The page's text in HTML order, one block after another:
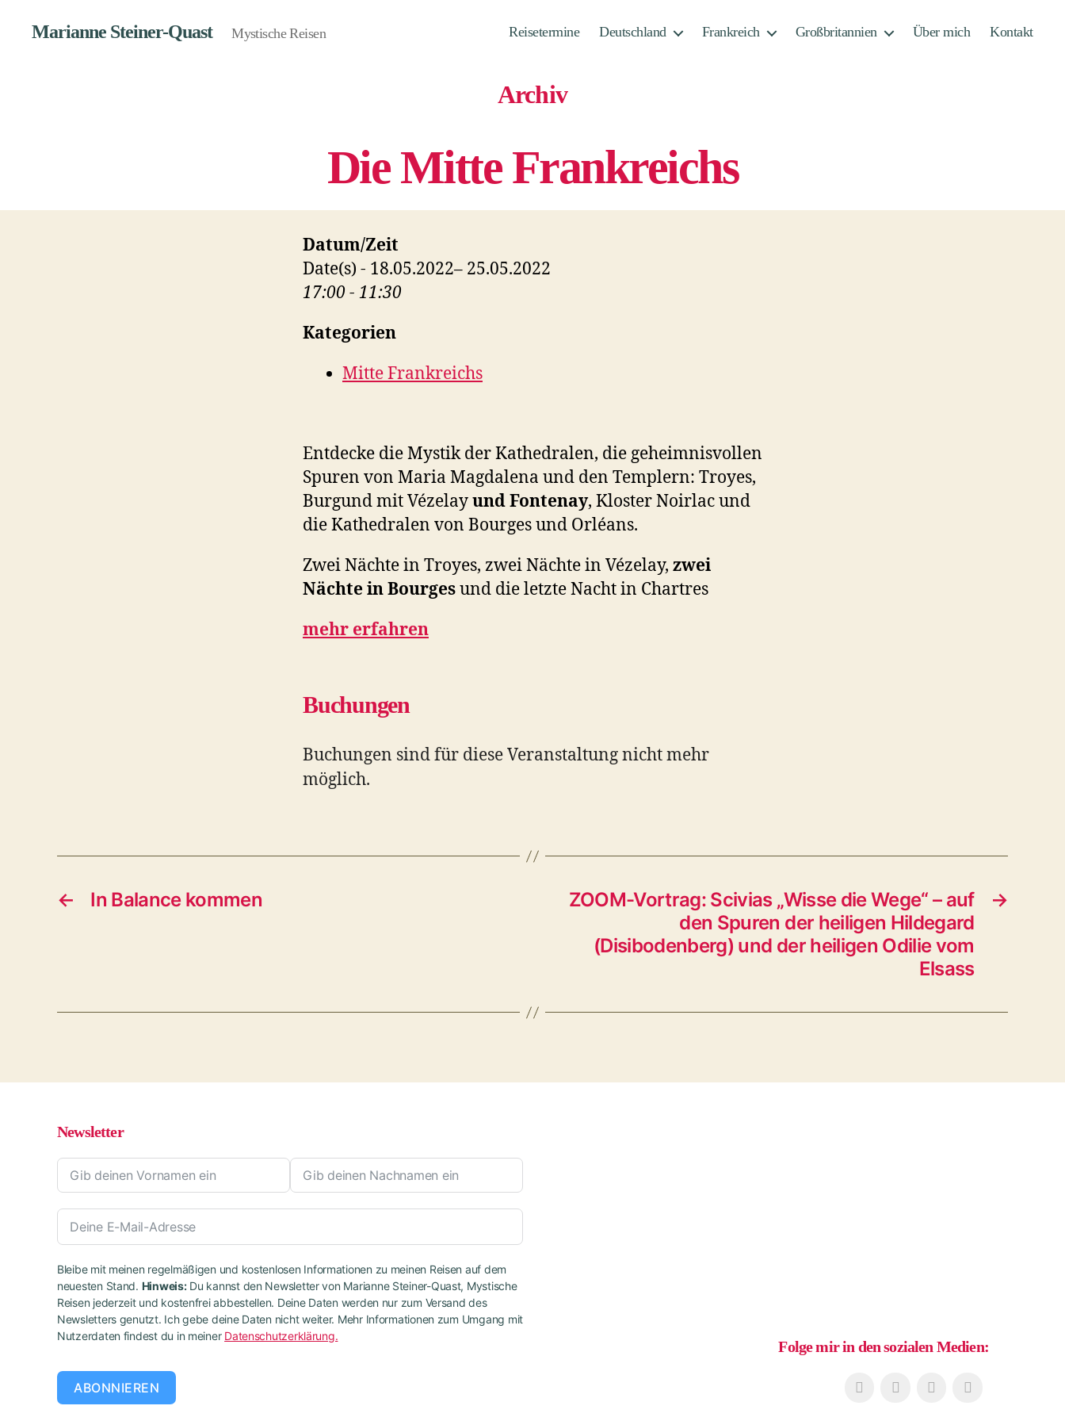
Marianne Steiner-Quast Mystische Reisen Reisetermine Deutschland Frankreich Großbritannien Über mich Kontakt
Archiv
Die Mitte Frankreichs
Datum/Zeit
Date(s) - 18.05.2022– 25.05.2022
17:00 - 11:30
Kategorien
Mitte Frankreichs
Entdecke die Mystik der Kathedralen, die geheimnisvollen
Spuren von Maria Magdalena und den Templern: Troyes,
Burgund mit Vézelayund Fontenay, Kloster Noirlac und
die Kathedralen von Bourges und Orléans.
Zwei Nächte in Troyes, zwei Nächte in Vézelay, zwei
Nächte in Bourgesund die letzte Nacht in Chartres
mehr erfahren
Buchungen
Buchungen sind für diese Veranstaltung nicht mehr
möglich.
← In Balance kommen →
ZOOM-Vortrag: Scivias „Wisse die Wege“ – auf
den Spuren der heiligen Hildegard
(Disibodenberg) und der heiligen Odilie vom
Elsass
Newsletter
Bleibe mit meinen regelmäßigen und kostenlosen Informationen zu meinen Reisen auf dem
neuesten Stand. Hinweis:Du kannst den Newsletter von Marianne Steiner-Quast, Mystische
Reisen jederzeit und kostenfrei abbestellen. Deine Daten werden nur zum Versand des
Newsletters genutzt. Ich gebe deine Daten nicht weiter. Mehr Informationen zum Umgang mit
Nutzerdaten findest du in meiner Datenschutzerklärung.
ABONNIEREN
Folge mir in den sozialen Medien: